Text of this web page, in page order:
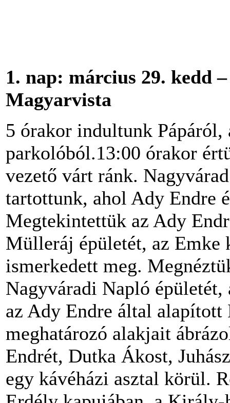
1. nap: március 29. kedd
Magyarvista
5 órakor indultunk
parkolóból.13:00 órakor
vezető várt ránk.
tartottunk, ahol Ady Endre
Megtekintettük az Ady
Mülleráj épületét, az Emke
ismerkedett meg.
Nagyváradi Napló
az Ady Endre által
meghatározó alakjait
Endrét, Dutka Ákost,
egy kávéházi asztal körül.